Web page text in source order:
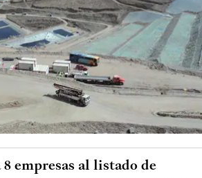
empresas al listado de